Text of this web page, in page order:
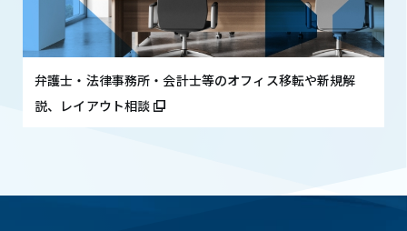
弁護士・法律事務所・会計士等のオフィス移転や新規解
説、レイアウト相談